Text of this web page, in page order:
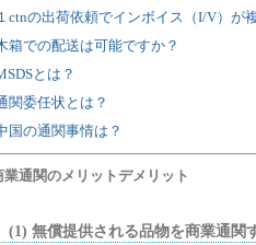
ctnの出荷依頼でインボイス（I/V）が
箱での配送は可能ですか？
とは？
関委任状とは？
国の通関事情は？
業通関のメリットデメリット
(1) 無償提供される品物を商業通関